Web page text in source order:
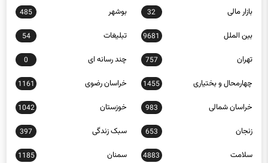
بازار مالی 32 بوشهر 485
بین الملل 9681 تبلیغات 54
تهران 757 چند رسانه ای 0
چهارمحال و بختیاری 1455 خراسان رضوی 1161
خراسان شمالی 983 خوزستان 1042
زنجان 653 سبک زندگی 397
سلامت 4883 سمنان 1185